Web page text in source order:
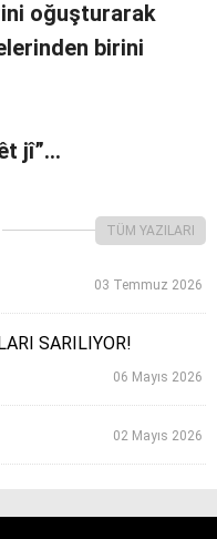
oğuşturarak
birini
jî”…
TÜM YAZILARI
03 Temmuz 2026
SARILIYOR!
06 Mayıs 2026
02 Mayıs 2026